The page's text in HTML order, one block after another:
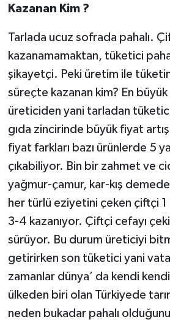
Kazanan Kim ?
Tarlada ucuz sofrada pahalı.
kazanamamaktan, tüketici
şikayetçi. Peki üretim ile
süreçte kazanan kim? En
üreticiden yani tarladan
gıda zincirinde büyük fiyat
fiyat farkları bazı ürünlerde 5
çıkabiliyor. Bin bir zahmet ve
yağmur-çamur, kar-kış
her türlü eziyetini çeken çiftçi 1
3-4 kazanıyor. Çiftçi cefayı
sürüyor. Bu durum üreticiyi
getirirken son tüketici yani
zamanlar dünya’ da kendi
ülkeden biri olan Türkiyede
neden bukadar pahalı